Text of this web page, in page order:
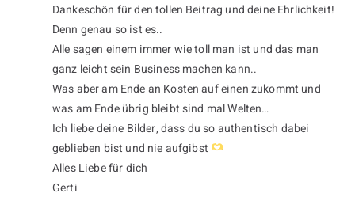
Dankeschön für den tollen Beitrag und deine Ehrlichkeit!
Denn genau so ist es..
Alle sagen einem immer wie toll man ist und das man
ganz leicht sein Business machen kann..
Was aber am Ende an Kosten auf einen zukommt und
was am Ende übrig bleibt sind mal Welten…
Ich liebe deine Bilder, dass du so authentisch dabei
geblieben bist und nie aufgibst
Alles Liebe für dich
Gerti